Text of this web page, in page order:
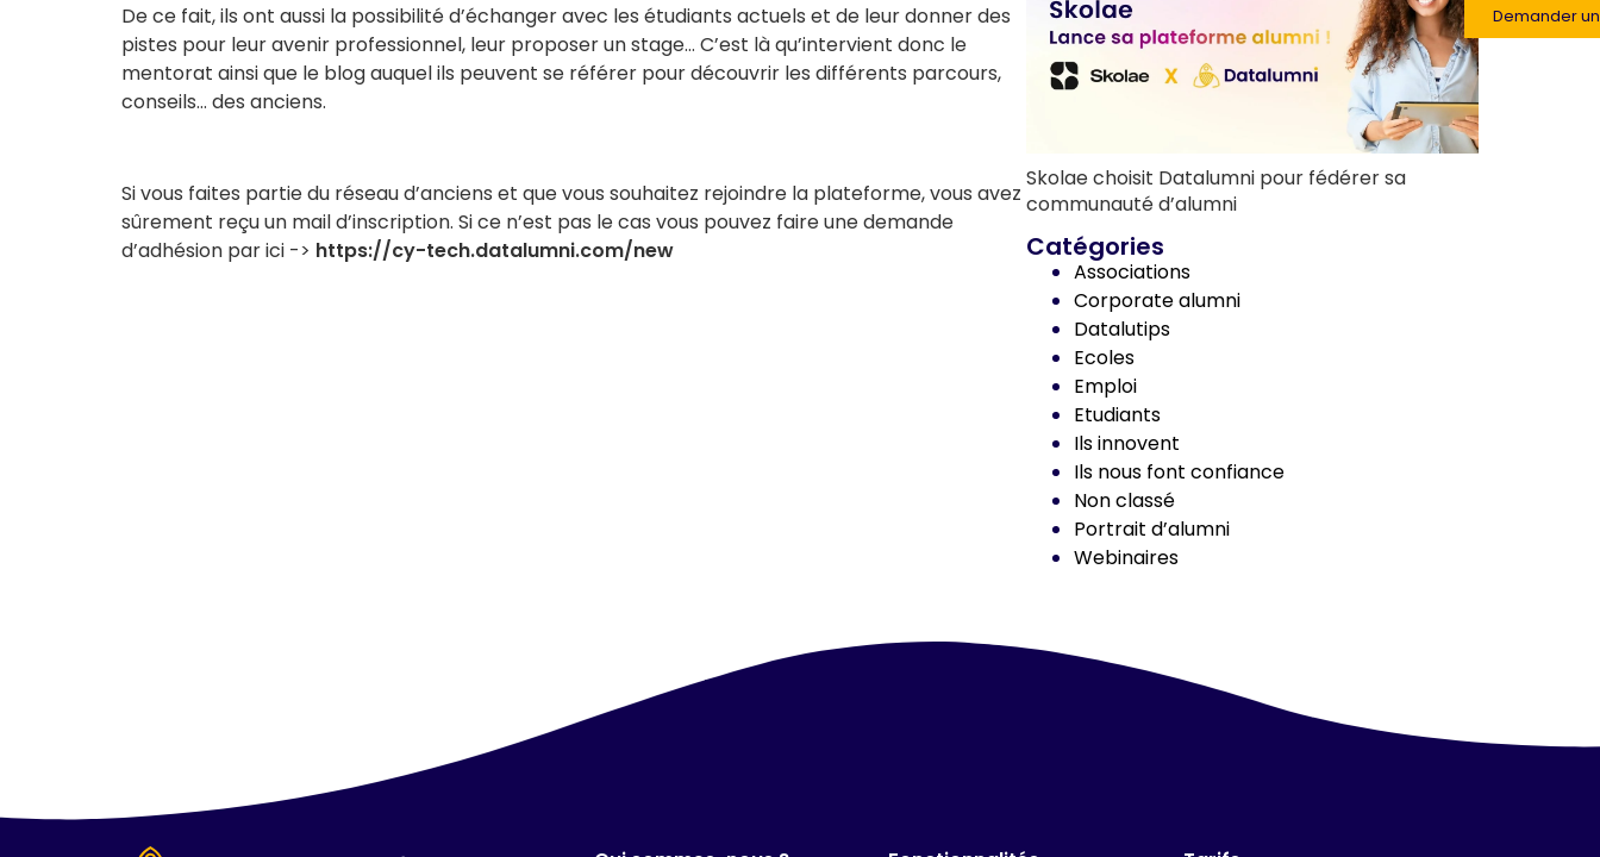
Demander
De ce fait, ils ont aussi la possibilité d’échanger avec les étudiants actuels et de leur donner des
pistes pour leur avenir professionnel, leur proposer un stage… C’est là qu’intervient donc le
mentorat ainsi que le blog auquel ils peuvent se référer pour découvrir les différents parcours,
conseils… des anciens.
Si vous faites partie du réseau d’anciens et que vous souhaitez rejoindre la plateforme, vous avez
sûrement reçu un mail d’inscription. Si ce n’est pas le cas vous pouvez faire une demande
d’adhésion par ici -> https://cy-tech.datalumni.com/new
Skolae choisit Datalumni pour fédérer sa
communauté d’alumni
Catégories
Associations
Corporate alumni
Datalutips
Ecoles
Emploi
Etudiants
Ils innovent
Ils nous font confiance
Non classé
Portrait d’alumni
Webinaires